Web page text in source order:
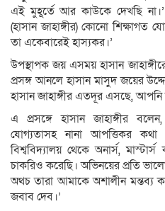
এই মুহূর্তে আর কাউকে দেখছি
(হাসান জাহাঙ্গীর) কোনো
তা একেবারেই হাস্যকর।’
উপস্থাপক জয় এসময় হাসান
প্রসঙ্গ আনলে হাসান মাসুদ জয়ের
হাসান জাহাঙ্গীর এতদূর এসছে, আপনি
এ প্রসঙ্গে হাসান জাহাঙ্গীর
যোগ্যতাসহ নানা আপত্তিকর
বিশ্ববিদ্যালয় থেকে অনার্স,
চাকরিও করেছি। অভিনয়ের প্রতি
অথচ তারা আমাকে অশালীন মন্তব্য
জবাব দেব।’